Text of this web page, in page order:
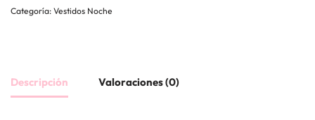
Categoría: Vestidos Noche
Descripción Valoraciones (0)